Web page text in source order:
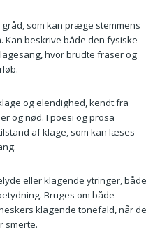
gråd, som kan præge stemmens
Kan beskrive både den fysiske
hvor brudte fraser og
og elendighed, kendt fra
og nød. I poesi og prosa
af klage, som kan læses
eller klagende ytringer, både
Bruges om både
klagende tonefald, når de
smerte.